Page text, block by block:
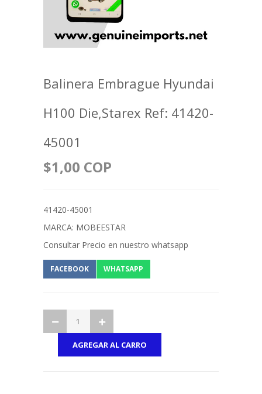
Balinera Embrague Hyundai
H100 Die,Starex Ref: 41420-
45001
$1,00 COP
41420-45001
MARCA: MOBEESTAR
Consultar Precio en nuestro whatsapp
FACEBOOK WHATSAPP